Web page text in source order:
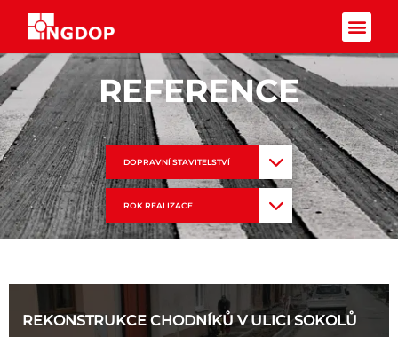
REFERENCE
DOPRAVNÍ STAVITELSTVÍ
ROK REALIZACE
REKONSTRUKCE CHODNÍKŮ V ULICI SOKOLŮ